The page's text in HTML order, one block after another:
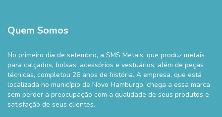
Quem Somos
No primeiro dia de setembro, a SMS Metais, que produz metais
para calçados, bolsas, acessórios e vestuários, além de peças
técnicas, completou 26 anos de história. A empresa, que está
localizada no município de Novo Hamburgo, chega a essa marca
sem perder a preocupação com a qualidade de seus produtos e
satisfação de seus clientes.